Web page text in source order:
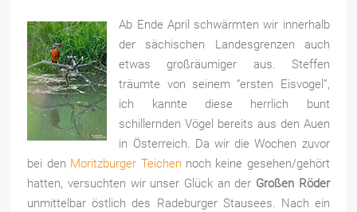
Ab Ende April schwärmten wir innerhalb
der sächischen Landesgrenzen auch
etwas großräumiger aus. Steffen
träumte von seinem “ersten Eisvogel”,
ich kannte diese herrlich bunt
schillernden Vögel bereits aus den Auen
in Österreich. Da wir die Wochen zuvor
bei den Moritzburger Teichennoch keine gesehen/gehört
hatten, versuchten wir unser Glück an der Großen Röder
unmittelbar östlich des Radeburger Stausees. Nach ein